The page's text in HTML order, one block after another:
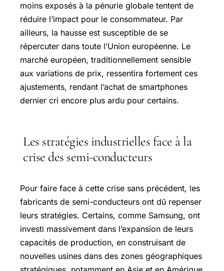
moins exposés à la pénurie globale tentent de
réduire l’impact pour le consommateur. Par
ailleurs, la hausse est susceptible de se
répercuter dans toute l’Union européenne. Le
marché européen, traditionnellement sensible
aux variations de prix, ressentira fortement ces
ajustements, rendant l’achat de smartphones
dernier cri encore plus ardu pour certains.
Les stratégies industrielles face à la
crise des semi-conducteurs
Pour faire face à cette crise sans précédent, les
fabricants de semi-conducteurs ont dû repenser
leurs stratégies. Certains, comme Samsung, ont
investi massivement dans l’expansion de leurs
capacités de production, en construisant de
nouvelles usines dans des zones géographiques